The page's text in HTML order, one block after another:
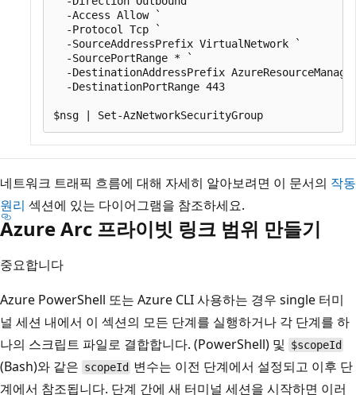
  -Access Allow `
  -Protocol Tcp `
  -SourceAddressPrefix VirtualNetwork `
  -SourcePortRange * `
-DestinationAddressPrefix
  -DestinationPortRange 443
네트워크 트래픽 흐름에 대해 자세히 알아보려면 이 문서의 작동
원리 섹션에 있는 다이어그램을 참조하세요.
Azure Arc 프라이빗 링크 범위 만들기
중요합니다
Azure PowerShell 또는 Azure CLI 사용하는 경우 single 터미
널 세션 내에서 이 섹션의 모든 단계를 실행하거나 각 단계를 하
나의 스크립트 파일로 결합합니다. (PowerShell) 및
$scopeId
(Bash)와 같은 scopeId
변수는 이전 단계에서 설정되고 이후 단
계에서 참조됩니다. 단계 간에 새 터미널 세션을 시작하면 이러